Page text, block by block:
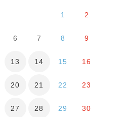
1 2
6 7 8 9
13 14 15 16
20 21 22 23
27 28 29 30